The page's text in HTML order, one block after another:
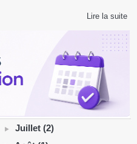
Lire la suite
Juillet (2)